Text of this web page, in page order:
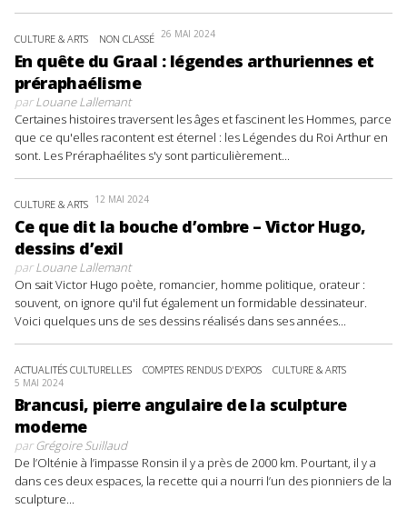
CULTURE & ARTS NON CLASSÉ 26 MAI 2024
En quête du Graal : légendes arthuriennes et
préraphaélisme
parLouane Lallemant
Certaines histoires traversent les âges et fascinent les Hommes, parce
que ce qu'elles racontent est éternel : les Légendes du Roi Arthur en
sont. Les Préraphaélites s'y sont particulièrement...
CULTURE & ARTS 12 MAI 2024
Ce que dit la bouche d’ombre – Victor Hugo,
dessins d’exil
parLouane Lallemant
On sait Victor Hugo poète, romancier, homme politique, orateur :
souvent, on ignore qu'il fut également un formidable dessinateur.
Voici quelques uns de ses dessins réalisés dans ses années...
ACTUALITÉS CULTURELLES COMPTES RENDUS D'EXPOS CULTURE & ARTS
5 MAI 2024
Brancusi, pierre angulaire de la sculpture
moderne
parGrégoire Suillaud
De l’Olténie à l’impasse Ronsin il y a près de 2000 km. Pourtant, il y a
dans ces deux espaces, la recette qui a nourri l’un des pionniers de la
sculpture...